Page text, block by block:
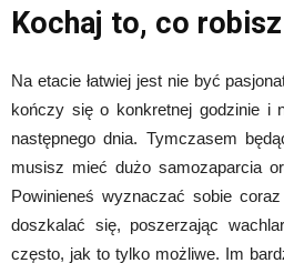
Kochaj to, co robisz
Na etacie łatwiej jest nie być
kończy się o konkretnej godzinie i
następnego dnia. Tymczasem
musisz mieć dużo samozaparcia
Powinieneś wyznaczać sobie
doszkalać się, poszerzając
często, jak to tylko możliwe. Im